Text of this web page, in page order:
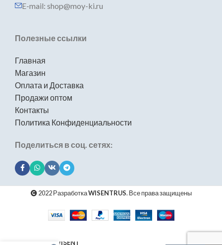
E-mail: shop@moy-ki.ru
Полезные ссылки
Главная
Магазин
Оплата и Доставка
Продажи оптом
Контакты
Политика Конфиденциальности
Поделиться в соц. сетях:
2022 РазработкаWISENTRUS. Все права защищены
Мойка для
кухни из
камня WISENT